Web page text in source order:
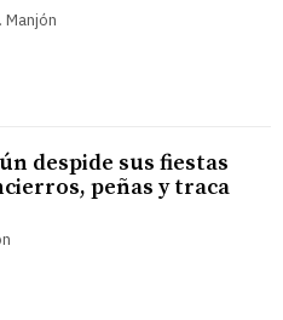
Manjón
despide sus fiestas
peñas y traca